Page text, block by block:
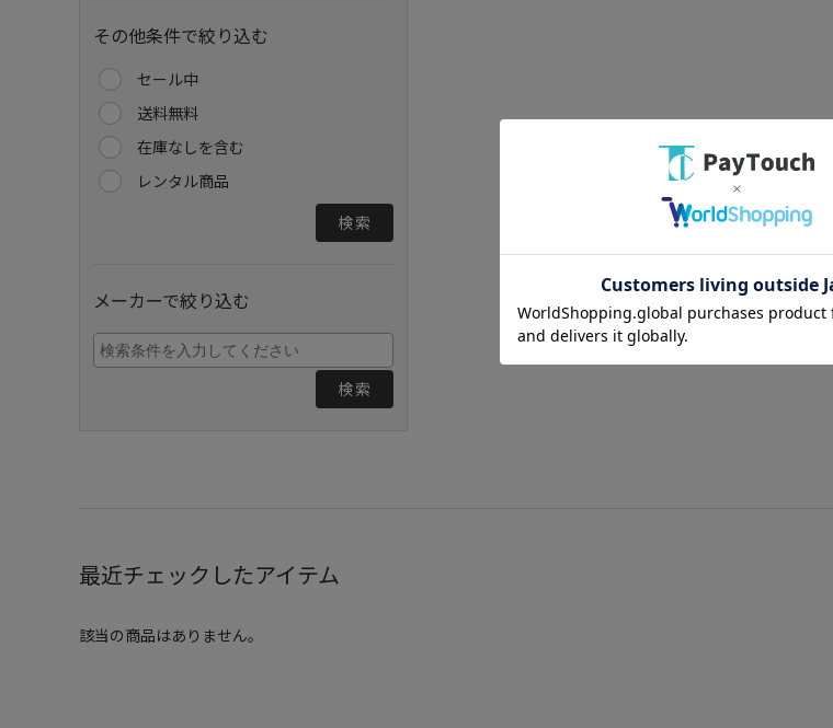
その他条件で絞り込む
セール中
送料無料
在庫なしを含む
レンタル商品
検索
メーカーで絞り込む
検索
最近チェックしたアイテム
該当の商品はありません。